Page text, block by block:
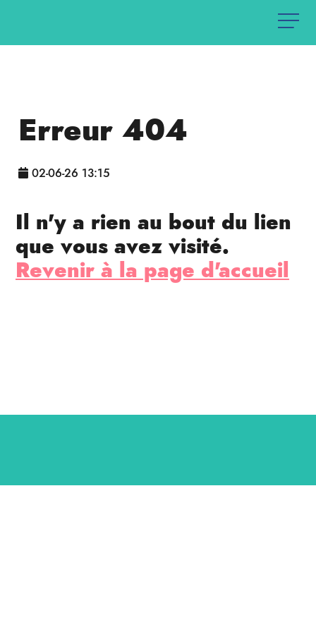
Erreur 404
02-06-26 13:15
Il n'y a rien au bout du lien
que vous avez visité.
Revenir à la page d'accueil